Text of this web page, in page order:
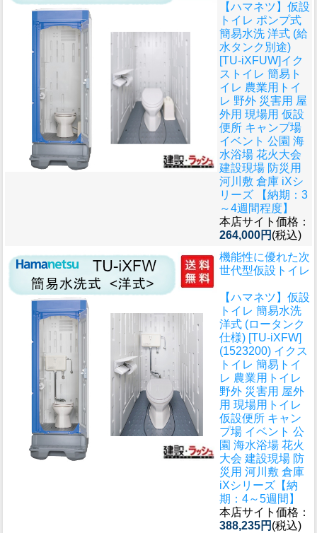
【ハマネツ】仮設
トイレ ポンプ式
簡易水洗 洋式 (給
水タンク別途)
[TU-iXFUW]イク
ストイレ 簡易ト
イレ 農業用トイ
レ 野外 災害用 屋
外用 現場用 仮設
便所 キャンプ場
イベント 公園 海
水浴場 花火大会
建設現場 防災用
河川敷 倉庫 iXシ
リーズ 【納期：3
～4週間程度】
本店サイト価格：
264,000円 (税込)
機能性に優れた次
世代型仮設トイレ
【ハマネツ】仮設
トイレ 簡易水洗
洋式 (ロータンク
仕様) [TU-iXFW]
(1523200) イクス
トイレ 簡易トイ
レ 農業用トイレ
野外 災害用 屋外
用 現場用トイレ
仮設便所 キャン
プ場 イベント 公
園 海水浴場 花火
大会 建設現場 防
災用 河川敷 倉庫
iXシリーズ【納
期：4～5週間】
本店サイト価格：
388,235円 (税込)